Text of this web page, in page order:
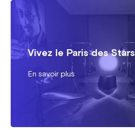
Vivez le Paris des Stars
En savoir plus